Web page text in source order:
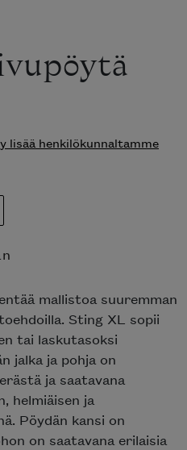
lisää henkilökunnaltamme
mallistoa suuremman
Sting XL sopii
tai laskutasoksi
jalka ja pohja on
ja saatavana
helmiäisen ja
Pöydän kansi on
on saatavana erilaisia